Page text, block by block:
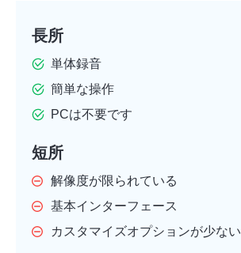
長所
単体録音
簡単な操作
PCは不要です
短所
解像度が限られている
基本インターフェース
カスタマイズオプションが少ない